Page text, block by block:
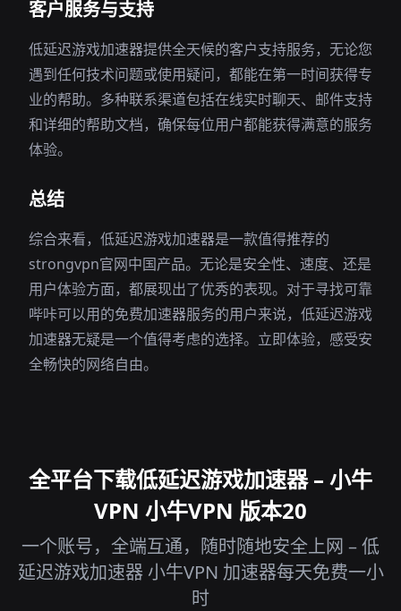
客户服务与支持
低延迟游戏加速器提供全天候的客户支持服务，无论您
遇到任何技术问题或使用疑问，都能在第一时间获得专
业的帮助。多种联系渠道包括在线实时聊天、邮件支持
和详细的帮助文档，确保每位用户都能获得满意的服务
体验。
总结
综合来看，低延迟游戏加速器是一款值得推荐的
strongvpn官网中国产品。无论是安全性、速度、还是
用户体验方面，都展现出了优秀的表现。对于寻找可靠
哔咔可以用的免费加速器服务的用户来说，低延迟游戏
加速器无疑是一个值得考虑的选择。立即体验，感受安
全畅快的网络自由。
全平台下载低延迟游戏加速器 – 小牛
VPN 小牛VPN 版本20
一个账号，全端互通，随时随地安全上网 – 低
延迟游戏加速器 小牛VPN 加速器每天免费一小
时